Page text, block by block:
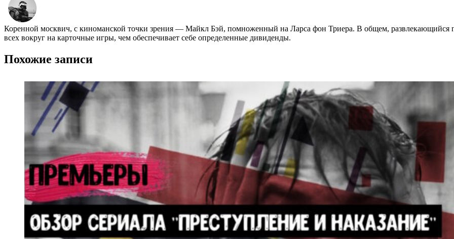
Коренной москвич, с киноманской точки зрения ― Майкл Бэй, помноженный на Ларса фон Триера. В общем, развлекающийся
всех вокруг на карточные игры, чем обеспечивает себе определенные дивиденды.
Похожие записи